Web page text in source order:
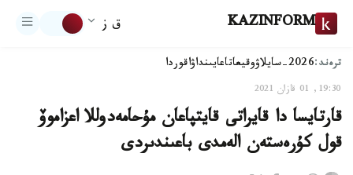
KAZINFORM ق ز
ترەند:2026-سايلاۋ وقيعاتاعايىنداۋاقوردا
19:30, 01 قازان 2021
قارتايسا دا قايراتى قايتپاعان مۇحامەدوللا اعزاموۆ
قول كۇرەستەن الەمدى باعىندىردى